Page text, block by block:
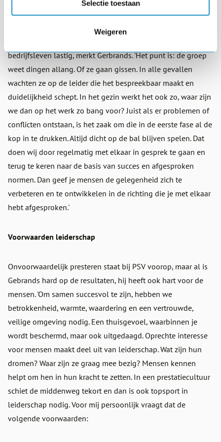
Selectie toestaan
Weigeren
samenwerken pur sang.'
bedrijfsleven lastig, merkt Gerbrands. 'Het punt is: de groep
weet dingen allang. Of ze gaan gissen. In alle gevallen
wachten ze op de leider die het bespreekbaar maakt en
duidelijkheid schept. In het gezin werkt het ook zo, waar zijn
we dan op het werk zo bang voor? Juist als er problemen of
conflicten ontstaan, is het zaak om die in de eerste fase al de
kop in te drukken. Altijd dicht op de bal blijven spelen. Dat
doen wij door regelmatig met elkaar in gesprek te gaan en
terug te keren naar de basis van succes en afgesproken
normen. Dan geef je mensen de gelegenheid zich te
verbeteren en te ontwikkelen in de richting die je met elkaar
hebt afgesproken.'
Voorwaarden leiderschap
Onvoorwaardelijk presteren staat bij PSV voorop, maar al is
Gebrands hard op de resultaten, hij heeft ook hart voor de
mensen. 'Om samen succesvol te zijn, hebben we
betrokkenheid, warmte, waardering en een vertrouwde,
veilige omgeving nodig. Een thuisgevoel, waarbinnen je
wordt beschermd, maar ook uitgedaagd. Oprechte interesse
voor mensen maakt deel uit van leiderschap. Wat zijn hun
dromen? Waar zijn ze graag mee bezig? Mensen kennen
helpt om hen in hun kracht te zetten. In een prestatiecultuur
schiet de middenweg tekort en dan is ook topsport in
leiderschap nodig. Voor mij persoonlijk vraagt dat de
volgende voorwaarden: